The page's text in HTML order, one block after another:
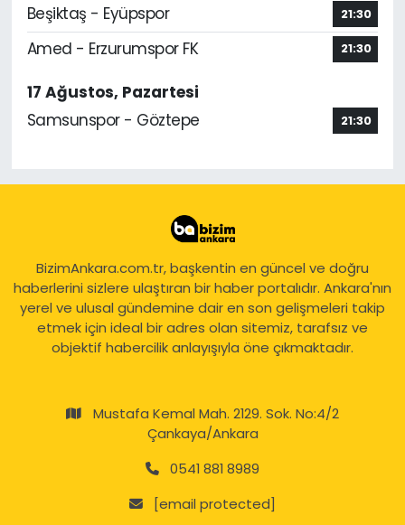
Beşiktaş - Eyüpspor 21:30
Amed - Erzurumspor FK 21:30
17 Ağustos, Pazartesi
Samsunspor - Göztepe
21:30
BizimAnkara.com.tr, başkentin en güncel ve doğru
haberlerini sizlere ulaştıran bir haber portalıdır. Ankara'nın
yerel ve ulusal gündemine dair en son gelişmeleri takip
etmek için ideal bir adres olan sitemiz, tarafsız ve
objektif habercilik anlayışıyla öne çıkmaktadır.
Mustafa Kemal Mah. 2129. Sok. No:4/2
Çankaya/Ankara
0541 881 8989
[email protected]